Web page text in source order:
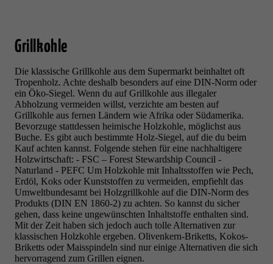
Grillkohle
Die klassische Grillkohle aus dem Supermarkt beinhaltet oft
Tropenholz. Achte deshalb besonders auf eine DIN-Norm oder
ein Öko-Siegel. Wenn du aufGrillkohle aus illegaler
Abholzung vermeiden willst, verzichte am besten auf
Grillkohle aus fernen Ländern wie Afrika oder Südamerika.
Bevorzuge stattdessen heimische Holzkohle, möglichst aus
Buche. Es gibt auch bestimmte Holz-Siegel, auf die du beim
Kauf achten kannst. Folgende stehen für eine nachhaltigere
Holzwirtschaft: - FSC – Forest Stewardship Council -
Naturland - PEFC Um Holzkohle mit Inhaltsstoffen wie Pech,
Erdöl, Koks oder Kunststoffen zu vermeiden, empfiehlt das
Umweltbundesamt bei Holzgrillkohle auf die DIN-Norm des
Produkts (DIN EN 1860-2) zu achten. So kannst du sicher
gehen, dass keine ungewünschten Inhaltstoffe enthalten sind.
Mit der Zeit haben sich jedoch auch tolle Alternativen zur
klassischen Holzkohle ergeben. Olivenkern-Briketts, Kokos-
Briketts oder Maisspindeln sind nur einige Alternativen die sich
hervorragend zum Grillen eignen.